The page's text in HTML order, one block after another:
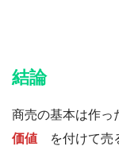
結論
商売の基本は作
価値 を付けて売